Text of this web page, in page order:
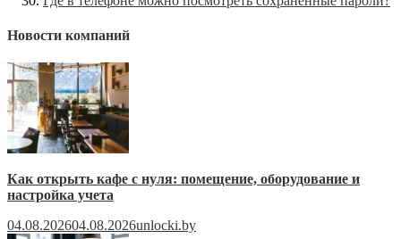
Новости компаний
Как открыть кафе с нуля: помещение, оборудование и
настройка учета
04.08.202604.08.2026unlocki.by